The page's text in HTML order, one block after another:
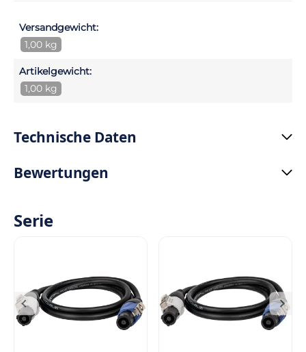
Versandgewicht:
1,00 kg
Artikelgewicht:
1,00 kg
Technische Daten
Bewertungen
Serie